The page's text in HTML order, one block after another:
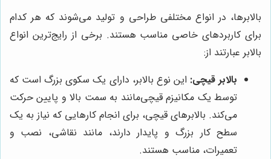
بالابرها، در انواع مختلفی طراحی و تولید می‌شوند که هر کدام
برای کاربردهای خاصی مناسب هستند. برخی از رایج‌ترین انواع
بالابر عبارتند از:
بالابر قیچی: این نوع بالابر، دارای یک سکوی بزرگ است که
توسط یک مکانیزم قیچی‌مانند به سمت بالا و پایین حرکت
می‌کند. بالابرهای قیچی، برای انجام کارهایی که نیاز به یک
سطح کار بزرگ و پایدار دارند، مانند نقاشی، نصب و
تعمیرات، مناسب هستند.